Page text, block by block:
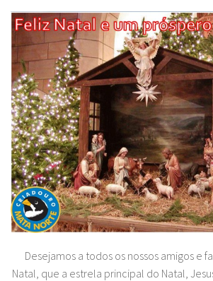
Desejamos a todos os nossos amigos e
Natal, que a estrela principal do Natal,